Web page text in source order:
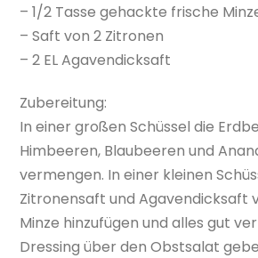
– 1/2 Tasse gehackte frische
– Saft von 2 Zitronen
– 2 EL Agavendicksaft
Zubereitung:
In einer großen Schüssel die
Himbeeren, Blaubeeren und
vermengen. In einer kleinen
Zitronensaft und Agavendicksaft
Minze hinzufügen und alles gut
Dressing über den Obstsalat